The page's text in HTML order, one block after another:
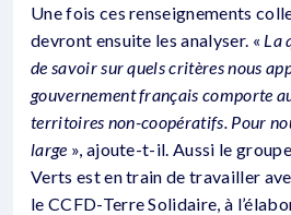
Une fois ces renseignements
devront ensuite les analyser. « La
de savoir sur quels critères nous
gouvernement français comporte
territoires non-coopératifs. Pour
large », ajoute-t-il. Aussi le
Verts est en train de travailler
le CCFD-Terre Solidaire, à